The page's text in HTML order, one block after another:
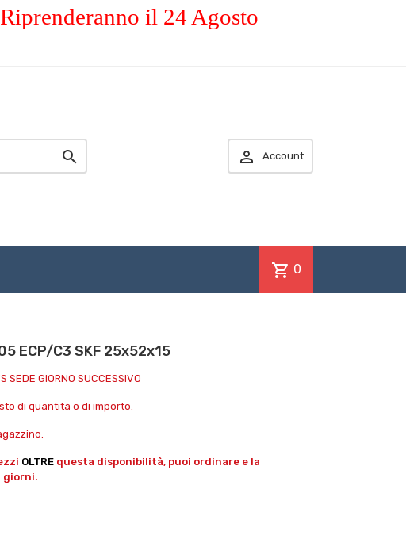
il 24 Agosto
  Account
shopping_cart 0
ECP/C3 SKF 25x52x15
SEDE GIORNO SUCCESSIVO
di quantità o di importo.
OLTRE questa disponibilità, puoi ordinare e la
giorni.